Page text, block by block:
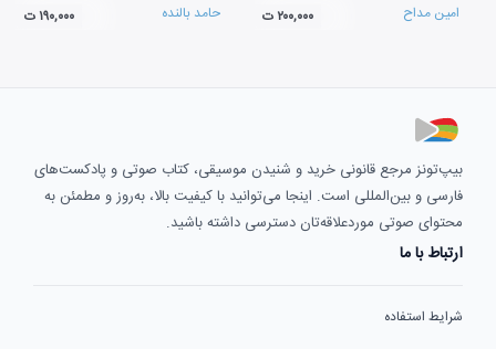
امین مداح ۲۰۰,۰۰۰ ت حامد بالنده ۱۹۰,۰۰۰ ت
بیپ‌تونز مرجع قانونی خرید و شنیدن موسیقی، کتاب صوتی و پادکست‌های
فارسی و بین‌المللی است. اینجا می‌توانید با کیفیت بالا، به‌روز و مطمئن به
محتوای صوتی موردعلاقه‌تان دسترسی داشته باشید.
ارتباط با ما
شرایط استفاده